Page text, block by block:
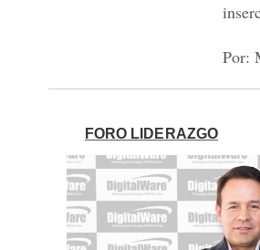
Por:
FORO LIDERAZGO